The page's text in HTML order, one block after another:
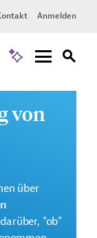
Anmelden
von
über
"ob"